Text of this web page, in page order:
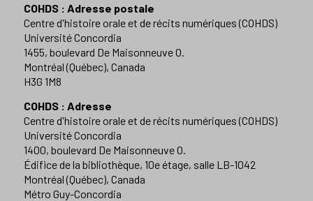
COHDS : Adresse postale
Centre d'histoire orale et de récits numériques (COHDS)
Université Concordia
1455, boulevard De Maisonneuve O.
Montréal (Québec), Canada
H3G 1M8
COHDS : Adresse
Centre d'histoire orale et de récits numériques (COHDS)
Université Concordia
1400, boulevard De Maisonneuve O.
Édifice de la bibliothèque, 10e étage, salle LB-1042
Montréal (Québec), Canada
Métro Guy-Concordia